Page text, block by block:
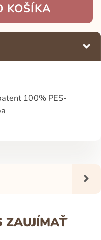
KOŠÍKA
100% PES-
ZAUJÍMAŤ